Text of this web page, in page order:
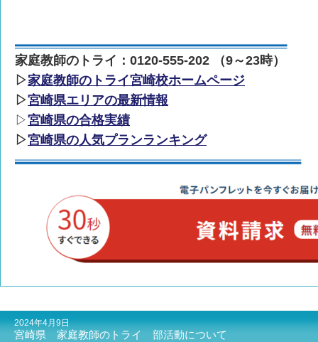
家庭教師のトライ：0120-555-202 （9～23時）
▷家庭教師のトライ宮崎校ホームページ
▷宮崎県エリアの最新情報
▷宮崎県の合格実績
▷宮崎県の人気プランランキング
2024年4月9日
宮崎県 家庭教師のトライ 部活動について